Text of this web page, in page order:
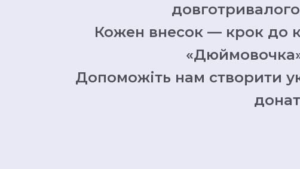
Кожен внесок — крок до
«Дюймовочка»
Допоможіть нам створити